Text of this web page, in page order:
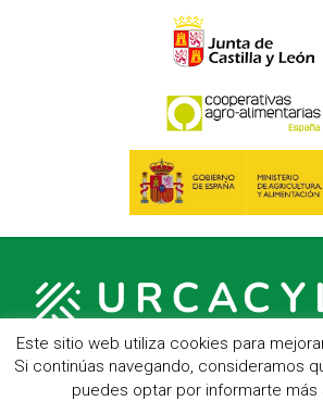
Este sitio web utiliza cookies para
Si continúas navegando, consideramos
puedes optar por informarte más